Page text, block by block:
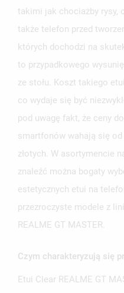
takimi jak chociażby rysy,
także telefon przed
których dochodzi na
to przypadkowego
ze stołu. Koszt takiego
co wydaje się być
pod uwagę fakt, że ceny
smartfonów wahają się
złotych. W asortymencie
znaleźć można bogaty
estetycznych etui na
przezroczyste modele z
REALME GT MASTER.
Czym charakteryzują się
Etui Clear REALME GT